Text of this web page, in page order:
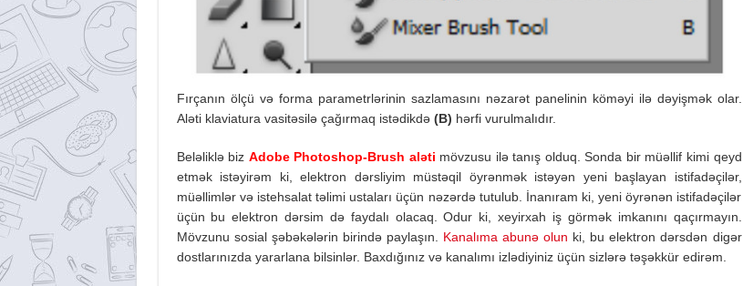
Fırçanın ölçü və forma parametrlərinin sazlamasını nəzarət panelinin köməyi ilə dəyişmək olar.
Aləti klaviatura vasitəsilə çağırmaq istədikdə (B) hərfi vurulmalıdır.
Beləliklə biz Adobe Photoshop-Brush aləti mövzusu ilə tanış olduq. Sonda bir müəllif kimi qeyd
etmək istəyirəm ki, elektron dərsliyim müstəqil öyrənmək istəyən yeni başlayan istifadəçilər,
müəllimlər və istehsalat təlimi ustaları üçün nəzərdə tutulub. İnanıram ki, yeni öyrənən istifadəçilər
üçün bu elektron dərsim də faydalı olacaq. Odur ki, xeyirxah iş görmək imkanını qaçırmayın.
Mövzunu sosial şəbəkələrin birində paylaşın. Kanalıma abunə olun ki, bu elektron dərsdən digər
dostlarınızda yararlana bilsinlər. Baxdığınız və kanalımı izlədiyiniz üçün sizlərə təşəkkür edirəm.